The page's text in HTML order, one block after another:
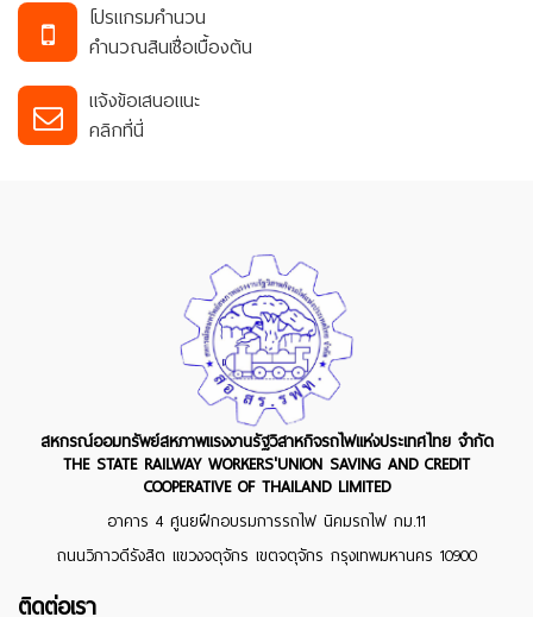
โปรแกรมคำนวน
คำนวณสินเชื่อเบื้องต้น
แจ้งข้อเสนอแนะ
คลิกที่นี่
สหกรณ์ออมทรัพย์สหภาพแรงงานรัฐวิสาหกิจรถไฟแห่งประเทศไทย จำกัด
THE STATE RAILWAY WORKERS'UNION SAVING AND CREDIT
COOPERATIVE OF THAILAND LIMITED
อาคาร 4 ศูนยฝึกอบรมการรถไฟ นิคมรถไฟ กม.11
ถนนวิภาวดีรังสิต แขวงจตุจักร เขตจตุจักร กรุงเทพมหานคร 10900
ติดต่อเรา